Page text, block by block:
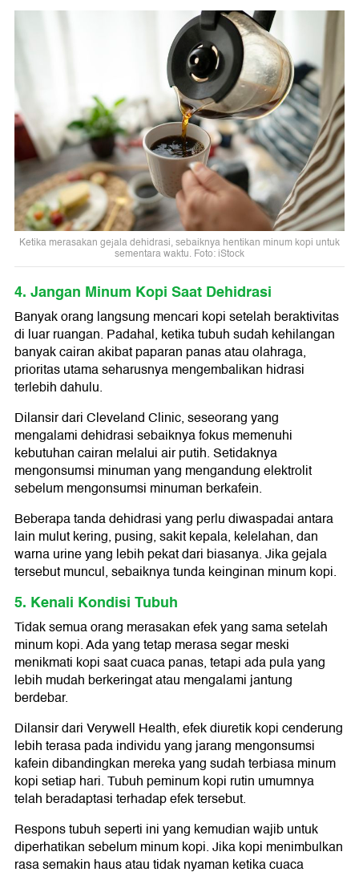
Ketika merasakan gejala dehidrasi, sebaiknya hentikan minum kopi untuk
sementara waktu. Foto: iStock
4. Jangan Minum Kopi Saat Dehidrasi
Banyak orang langsung mencari kopi setelah beraktivitas
di luar ruangan. Padahal, ketika tubuh sudah kehilangan
banyak cairan akibat paparan panas atau olahraga,
prioritas utama seharusnya mengembalikan hidrasi
terlebih dahulu.
Dilansir dari Cleveland Clinic, seseorang yang
mengalami dehidrasi sebaiknya fokus memenuhi
kebutuhan cairan melalui air putih. Setidaknya
mengonsumsi minuman yang mengandung elektrolit
sebelum mengonsumsi minuman berkafein.
Beberapa tanda dehidrasi yang perlu diwaspadai antara
lain mulut kering, pusing, sakit kepala, kelelahan, dan
warna urine yang lebih pekat dari biasanya. Jika gejala
tersebut muncul, sebaiknya tunda keinginan minum kopi.
5. Kenali Kondisi Tubuh
Tidak semua orang merasakan efek yang sama setelah
minum kopi. Ada yang tetap merasa segar meski
menikmati kopi saat cuaca panas, tetapi ada pula yang
lebih mudah berkeringat atau mengalami jantung
berdebar.
Dilansir dari Verywell Health, efek diuretik kopi cenderung
lebih terasa pada individu yang jarang mengonsumsi
kafein dibandingkan mereka yang sudah terbiasa minum
kopi setiap hari. Tubuh peminum kopi rutin umumnya
telah beradaptasi terhadap efek tersebut.
Respons tubuh seperti ini yang kemudian wajib untuk
diperhatikan sebelum minum kopi. Jika kopi menimbulkan
rasa semakin haus atau tidak nyaman ketika cuaca